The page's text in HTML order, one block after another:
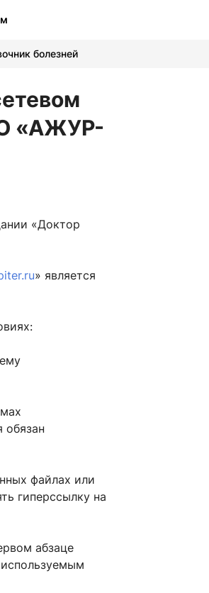
болезней
«АЖУР-
«Доктор
» является
обязан
файлах или
гиперссылку на
абзаце